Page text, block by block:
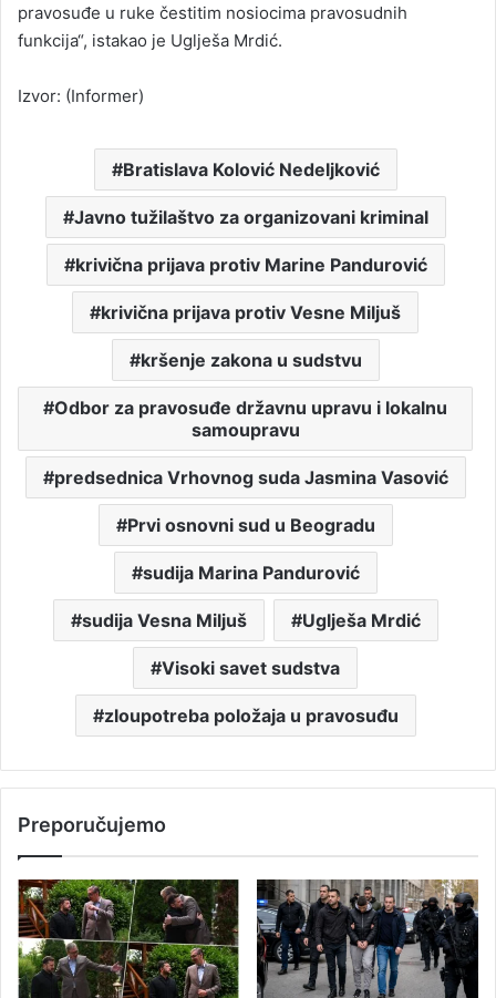
pravosuđe u ruke čestitim nosiocima pravosudnih
funkcija“, istakao je Uglješa Mrdić.
Izvor: (Informer)
Bratislava Kolović Nedeljković
Javno tužilaštvo za organizovani kriminal
krivična prijava protiv Marine Pandurović
krivična prijava protiv Vesne Miljuš
kršenje zakona u sudstvu
Odbor za pravosuđe državnu upravu i lokalnu
samoupravu
predsednica Vrhovnog suda Jasmina Vasović
Prvi osnovni sud u Beogradu
sudija Marina Pandurović
sudija Vesna Miljuš Uglješa Mrdić
Visoki savet sudstva
zloupotreba položaja u pravosuđu
Preporučujemo